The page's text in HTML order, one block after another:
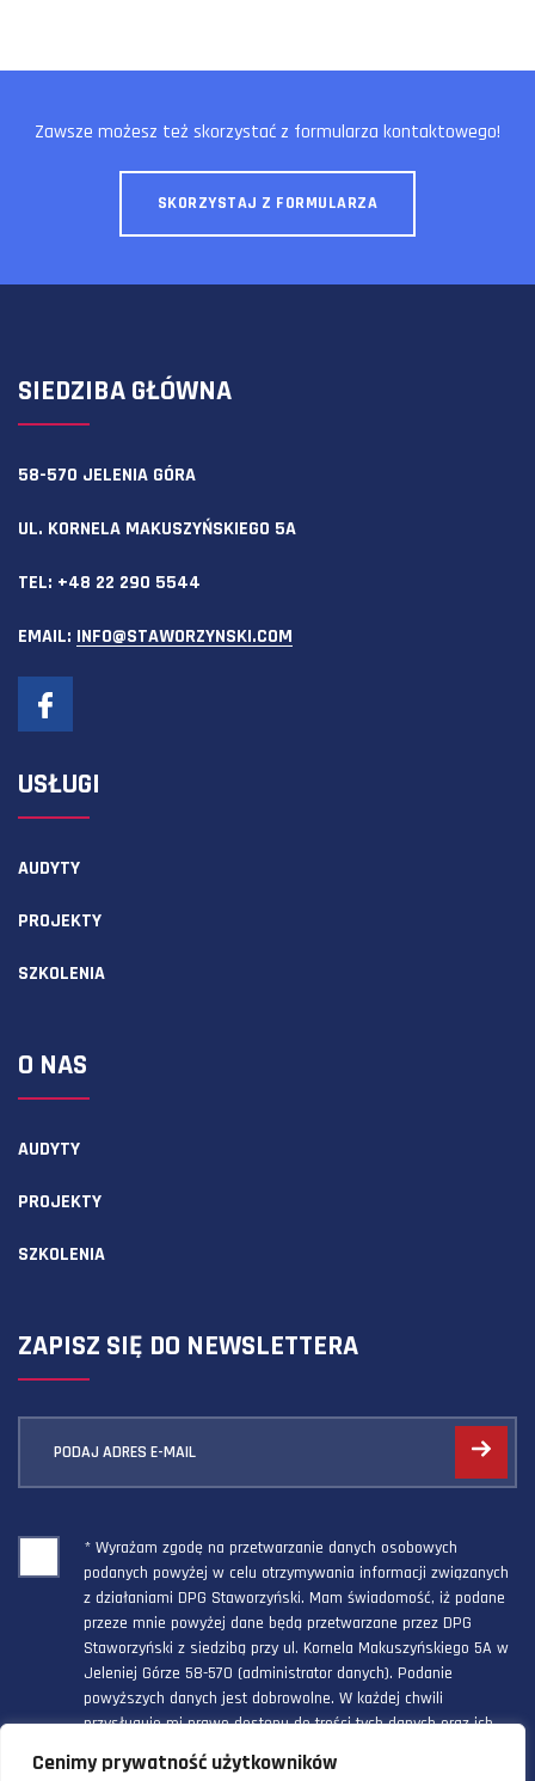
Cenimy prywatność użytkowników
Zawsze możesz też skorzystać z formularza kontaktowego!
SKORZYSTAJ Z FORMULARZA
SIEDZIBA GŁÓWNA
58-570 JELENIA GÓRA
UL. KORNELA MAKUSZYŃSKIEGO 5A
TEL: +48 22 290 5544
EMAIL: INFO@STAWORZYNSKI.COM
USŁUGI
AUDYTY
PROJEKTY
SZKOLENIA
O NAS
AUDYTY
PROJEKTY
SZKOLENIA
ZAPISZ SIĘ DO NEWSLETTERA
PODAJ ADRES E-MAIL
* Wyrażam zgodę na przetwarzanie danych osobowych
podanych powyżej w celu otrzymywania informacji związanych
z działaniami DPG Staworzyński. Mam świadomość, iż podane
przeze mnie powyżej dane będą przetwarzane przez DPG
Staworzyński z siedzibą przy ul. Kornela Makuszyńskiego 5A w
Jeleniej Górze 58-570 (administrator danych). Podanie
powyższych danych jest dobrowolne. W każdej chwili
przysługuje mi prawo dostępu do treści tych danych oraz ich
poprawienia, a powyższa zgoda może być odwołana w każdym
czasie.